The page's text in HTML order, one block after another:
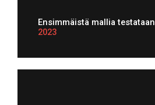
Ensimmäistä mallia testataan
2023